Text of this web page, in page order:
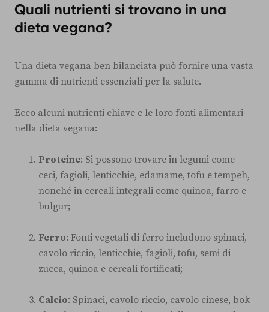
Quali nutrienti si trovano in una
dieta vegana?
Una dieta vegana ben bilanciata può fornire una vasta
gamma di nutrienti essenziali per la salute.
Ecco alcuni nutrienti chiave e le loro fonti alimentari
nella dieta vegana:
Proteine: Si possono trovare in legumi come
ceci, fagioli, lenticchie, edamame, tofu e tempeh,
nonché in cereali integrali come quinoa, farro e
bulgur;
Ferro: Fonti vegetali di ferro includono spinaci,
cavolo riccio, lenticchie, fagioli, tofu, semi di
zucca, quinoa e cereali fortificati;
Calcio: Spinaci, cavolo riccio, cavolo cinese, bok